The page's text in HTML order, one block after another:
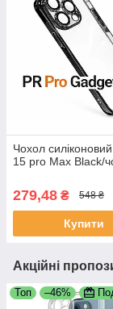
Чохол
15 pro Max Black/
279,48 ₴ 548 ₴
Купити
Акційні
Топ –46%